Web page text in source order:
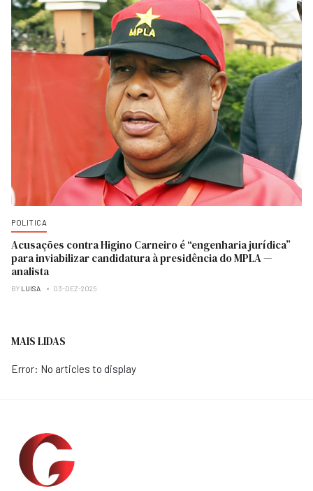
POLITICA
Acusações contra Higino Carneiro é “engenharia jurídica”
para inviabilizar candidatura à presidência do MPLA —
analista
BY LUISA 03-DEZ-2025
MAIS LIDAS
Error: No articles to display